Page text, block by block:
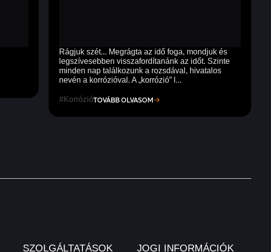
Rágjuk szét... Megrágta az idő foga, mondjuk és
legszívesebben visszafordítanánk az időt. Szinte
minden nap találkozunk a rozsdával, hivatalos
nevén a korrózióval. A „korrózió” l...
KorrózióTOVÁBB OLVASOM
SZOLGÁLTATÁSOK JOGI INFORMÁCIÓK